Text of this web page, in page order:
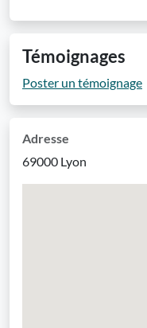
Témoignages
Poster un témoignage
Adresse
69000 Lyon